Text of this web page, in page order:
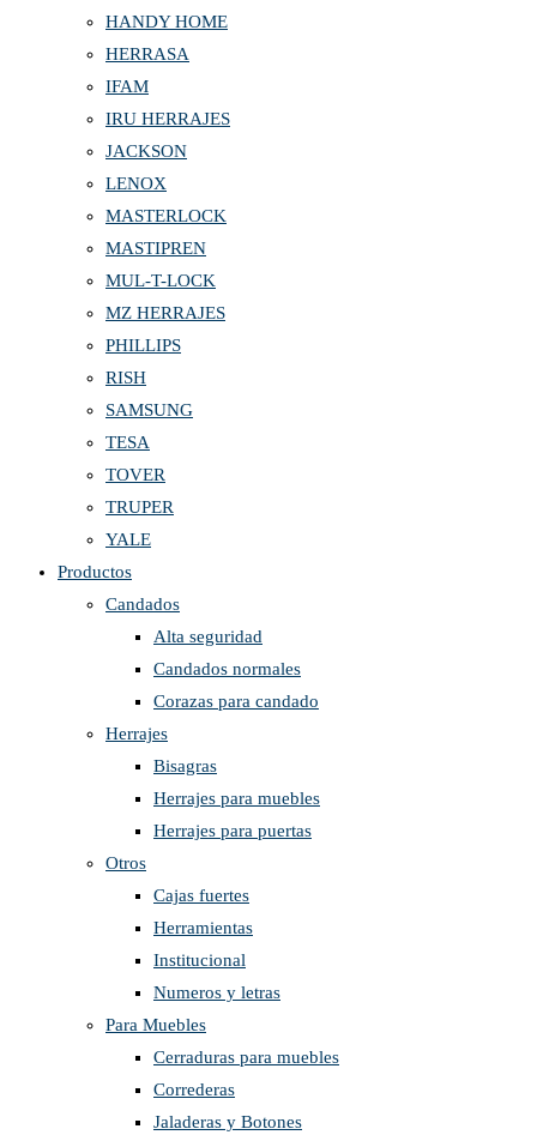
HANDY HOME
HERRASA
IFAM
IRU HERRAJES
JACKSON
LENOX
MASTERLOCK
MASTIPREN
MUL-T-LOCK
MZ HERRAJES
PHILLIPS
RISH
SAMSUNG
TESA
TOVER
TRUPER
YALE
Productos
Candados
Alta seguridad
Candados normales
Corazas para candado
Herrajes
Bisagras
Herrajes para muebles
Herrajes para puertas
Otros
Cajas fuertes
Herramientas
Institucional
Numeros y letras
Para Muebles
Cerraduras para muebles
Correderas
Jaladeras y Botones